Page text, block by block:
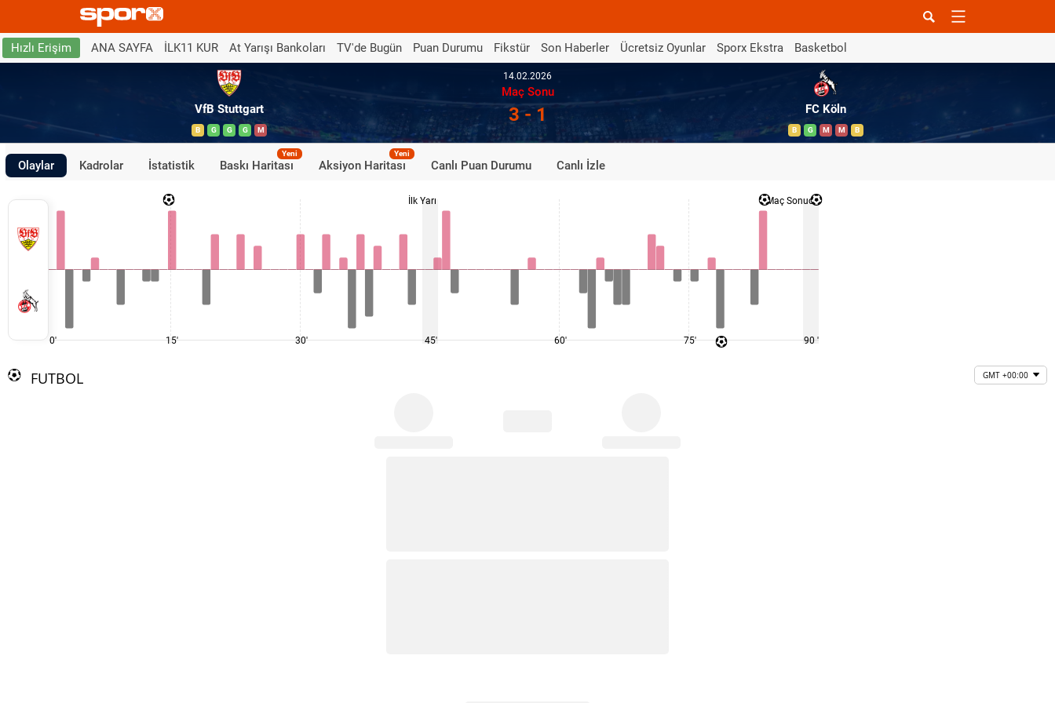
Hızlı Erişim ANA SAYFA İLK11 KUR At Yarışı Bankoları TV'de Bugün Puan Durumu Fikstür Son Haberler Ücretsiz Oyunlar Sporx Ekstra Basketbol
VfB Stuttgart
B G G G M
14.02.2026
Maç Sonu
3 - 1 FC Köln
B G M M B
Olaylar Kadrolar İstatistik Baskı Haritası
Yeni
Aksiyon Haritası
Yeni
Canlı Puan Durumu Canlı İzle
0' 15' 30'
İlk Yarı
45' 60' 75'
Maç Sonucu
90 '
FUTBOL GMT +00:00